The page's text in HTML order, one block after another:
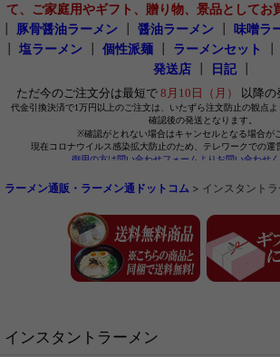
て、ご家庭用やギフト、贈り物、景品としてお
豚骨醤油ラーメン 醤油ラーメン 味噌ラ
塩ラーメン 個性派麺 ラーメンセット
発送店
日記┃
ラーメン通販・ラーメン通ドットコム > インスタント
インスタントラーメン